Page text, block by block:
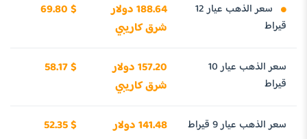
سعر الذهب عيار 12
قيراط
188.64 دولار
شرق كاريبي
69.80 $
سعر الذهب عيار 10
قيراط
157.20 دولار
شرق كاريبي
58.17 $
سعر الذهب عيار 9 قيراط
141.48 دولار
52.35 $